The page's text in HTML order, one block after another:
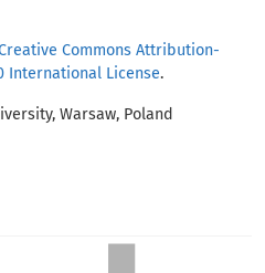
Commons Attribution-
International License.
Warsaw, Poland